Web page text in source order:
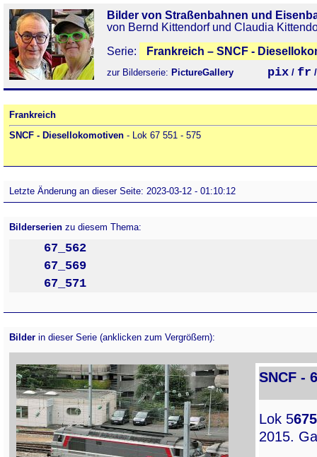
Bilder von Straßenbahnen und
von Bernd Kittendorf und Claudia
Serie:
Frankreich – SNCF -
zur Bilderserie: PictureGallery pix / fr
Frankreich
SNCF - Diesellokomotiven - Lok 67 551 - 575
Letzte Änderung an dieser Seite: 2023-03-12 - 01:10:12
Bilderserien zu diesem Thema:
67_562
67_569
67_571
Bilder in dieser Serie (anklicken zum Vergrößern):
SNCF -
Lok 5
2015.